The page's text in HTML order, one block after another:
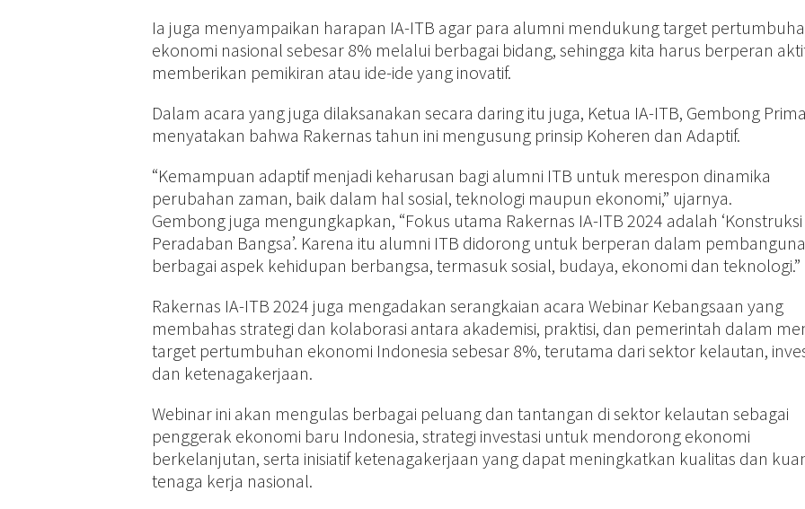
Ia juga menyampaikan harapan IA-ITB agar para alumni mendukung target
ekonomi nasional sebesar 8% melalui berbagai bidang, sehingga kita harus berperan
memberikan pemikiran atau ide-ide yang inovatif.
Dalam acara yang juga dilaksanakan secara daring itu juga, Ketua IA-ITB, Gembong
menyatakan bahwa Rakernas tahun ini mengusung prinsip Koheren dan Adaptif.
“Kemampuan adaptif menjadi keharusan bagi alumni ITB untuk merespon dinamika
perubahan zaman, baik dalam hal sosial, teknologi maupun ekonomi,” ujarnya.
Gembong juga mengungkapkan, “Fokus utama Rakernas IA-ITB 2024 adalah ‘Konstruksi
Peradaban Bangsa’. Karena itu alumni ITB didorong untuk berperan dalam
berbagai aspek kehidupan berbangsa, termasuk sosial, budaya, ekonomi dan teknologi.”
Rakernas IA-ITB 2024 juga mengadakan serangkaian acara Webinar Kebangsaan yang
membahas strategi dan kolaborasi antara akademisi, praktisi, dan pemerintah dalam
target pertumbuhan ekonomi Indonesia sebesar 8%, terutama dari sektor kelautan,
dan ketenagakerjaan.
Webinar ini akan mengulas berbagai peluang dan tantangan di sektor kelautan sebagai
penggerak ekonomi baru Indonesia, strategi investasi untuk mendorong ekonomi
berkelanjutan, serta inisiatif ketenagakerjaan yang dapat meningkatkan kualitas dan
tenaga kerja nasional.